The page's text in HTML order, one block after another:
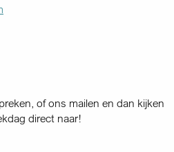
of ons mailen en dan kijken
direct naar!